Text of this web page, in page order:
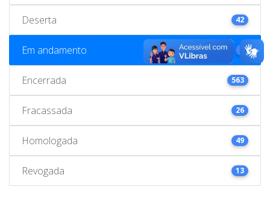
Deserta 42
Em andamento
Encerrada 563
Fracassada 26
Homologada 49
Revogada 13